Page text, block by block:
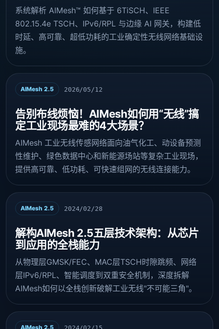
系统解析 AIMesh™ 如何基于 6TiSCH、IEEE
802.15.4e TSCH、IPv6/RPL 与边缘 AI 网关，构建低
时延、高可靠、超低功耗的工业确定性无线网络基础设
施。
AIMesh 2.5 2026/05/12
告别布线烦恼！AIMesh如何用“无线”搞
定工业现场最难的4大场景？
AIMesh 工业无线传感网络面向油气化工、动设备预测
性维护、绿色数据中心和新能源场站等复杂工业现场，
提供高可靠、低功耗、可快速组网的无线连接能力。
AIMesh 2.5 2024/02/28
解构AIMesh 2.5五层技术架构：从芯片
到应用的全栈能力
从物理层GMSK/FEC、MAC层TSCH时隙跳频、网络
层IPv6/RPL、智能调度到双重安全机制，深度拆解
AIMesh如何以全栈创新破解工业无线"不可能三角"。
AIMesh 2.5 2024/02/15